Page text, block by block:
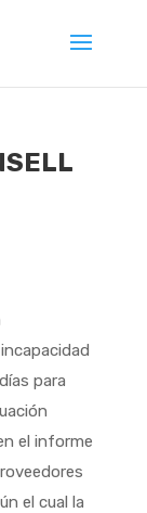
para
el informe
el cual la